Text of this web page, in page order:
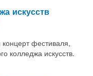
искусств
фестиваля,
колледжа искусств.